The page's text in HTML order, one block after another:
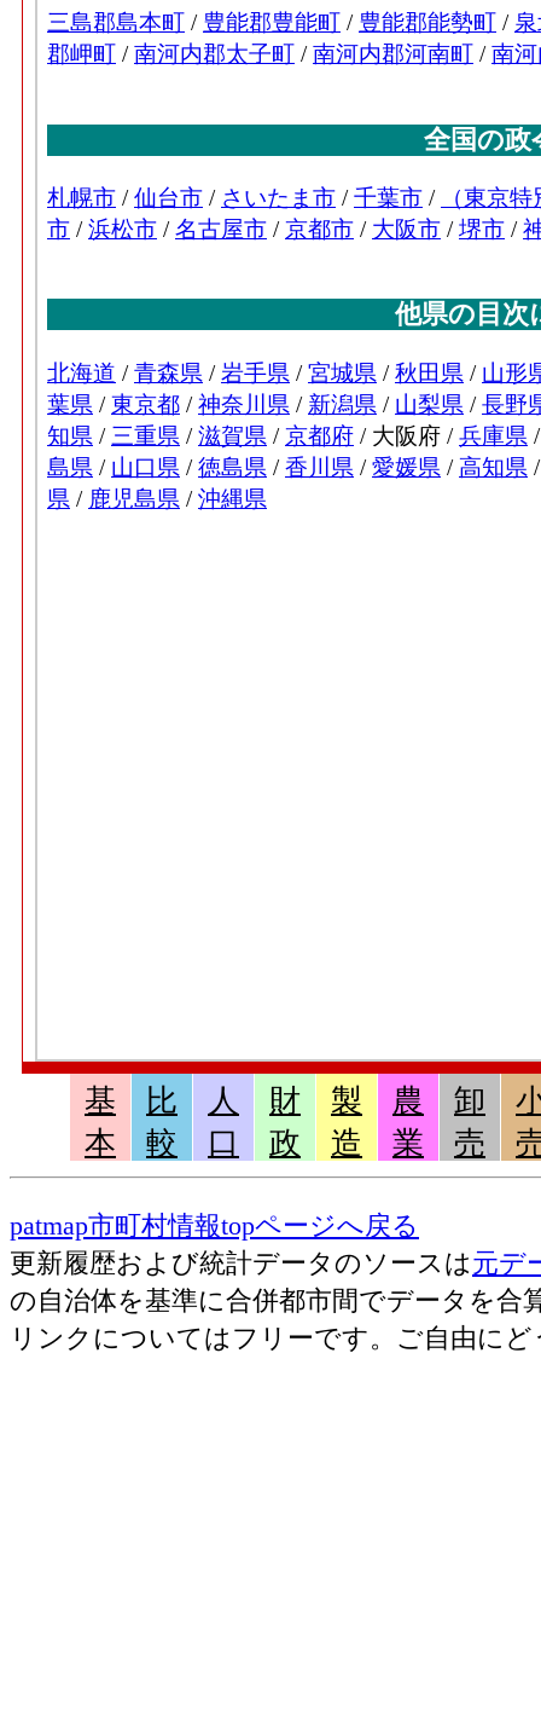
基
本
比
較
人
口
財
政
製
造
農
業
卸
売
patmap市町村情報topページへ戻る
更新履歴および統計データのソースは元デ
の自治体を基準に合併都市間でデータを合
リンクについてはフリーです。ご自由にど